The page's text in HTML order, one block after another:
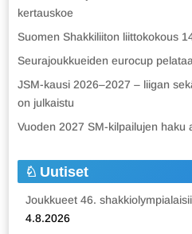
kertauskoe
Suomen Shakkiliiton liittokokous
Seurajoukkueiden eurocup
JSM-kausi 2026–2027 – liigan
on julkaistu
Vuoden 2027 SM-kilpailujen haku
Uutiset
Joukkueet 46.
4.8.2026